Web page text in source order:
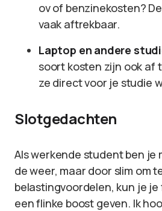
ov of benzinekosten?
vaak aftrekbaar.
Laptop en andere
soort kosten zijn ook af
ze direct voor je studie
Slotgedachten
Als werkende student ben je
de weer, maar door slim om
belastingvoordelen, kun je
een flinke boost geven. Ik